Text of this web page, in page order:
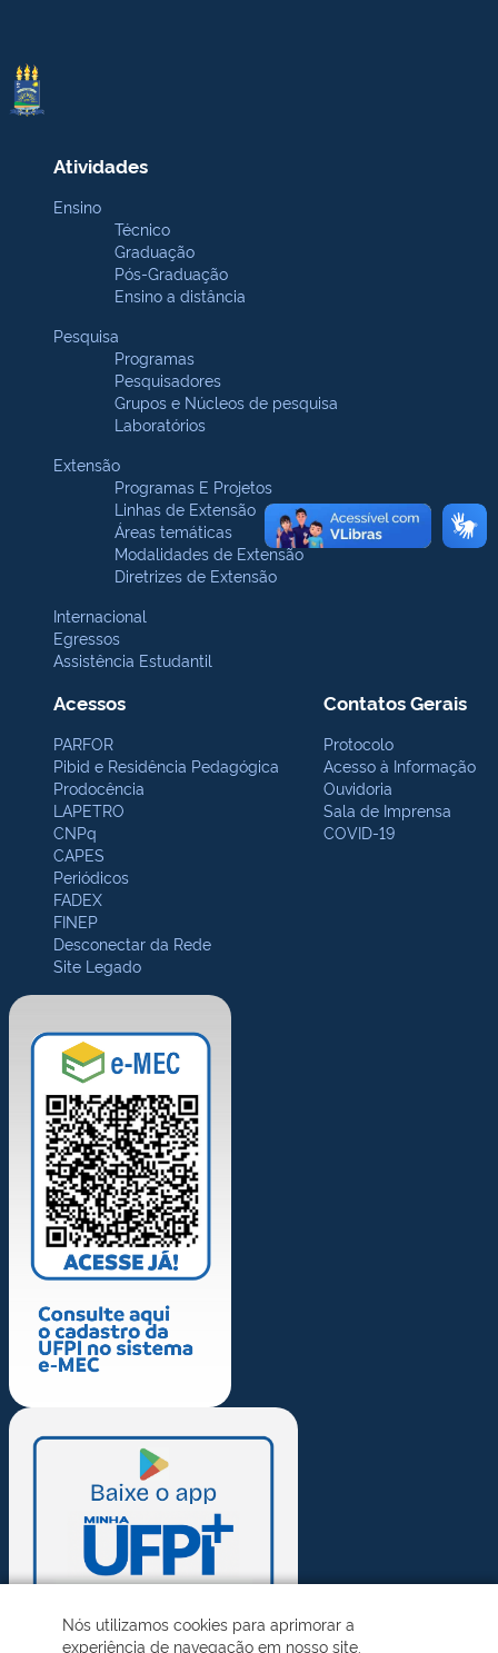
Atividades
Ensino
Técnico
Graduação
Pós-Graduação
Ensino a distância
Pesquisa
Programas
Pesquisadores
Grupos e Núcleos de pesquisa
Laboratórios
Extensão
Programas E Projetos
Linhas de Extensão
Áreas temáticas
Modalidades de Extensão
Diretrizes de Extensão
Internacional
Egressos
Assistência Estudantil
Acessos
PARFOR
Pibid e Residência Pedagógica
Prodocência
LAPETRO
CNPq
CAPES
Periódicos
FADEX
FINEP
Desconectar da Rede
Site Legado
Contatos Gerais
Protocolo
Acesso à Informação
Ouvidoria
Sala de Imprensa
COVID-19
Nós utilizamos cookies para aprimorar a
experiência de navegação em nosso site.